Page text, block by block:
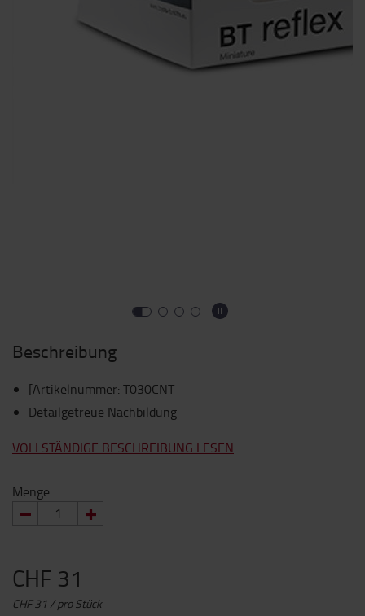
Beschreibung
[Artikelnummer: T030CNT
Detailgetreue Nachbildung
VOLLSTÄNDIGE BESCHREIBUNG LESEN
Menge
CHF 31
CHF 31 / pro Stück